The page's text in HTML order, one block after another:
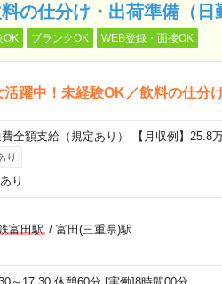
の仕分け・出荷準備（日
OK ブランクOK WEB登録・面接OK
躍中！未経験OK／飲料の仕分
全額支給（規定あり） 【月収例】25.8万
り
り
富田駅/ 富田(三重県)駅